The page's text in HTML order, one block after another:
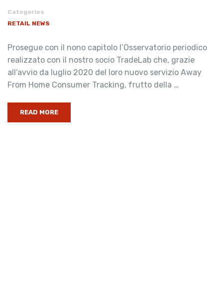
Categories
RETAIL NEWS
Prosegue con il nono capitolo l’Osservatorio periodico
realizzato con il nostro socio TradeLab che, grazie
all’avvio da luglio 2020 del loro nuovo servizio Away
From Home Consumer Tracking, frutto della …
READ MORE